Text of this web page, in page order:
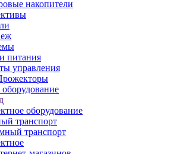
накопители
питания
управления
оборудование
транспорт
транспорт